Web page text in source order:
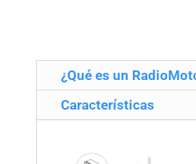
¿Qué es un
Características